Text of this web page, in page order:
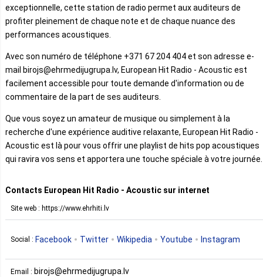
exceptionnelle, cette station de radio permet aux auditeurs de
profiter pleinement de chaque note et de chaque nuance des
performances acoustiques.
Avec son numéro de téléphone +371 67 204 404 et son adresse e-
mail birojs@ehrmedijugrupa.lv, European Hit Radio - Acoustic est
facilement accessible pour toute demande d'information ou de
commentaire de la part de ses auditeurs.
Que vous soyez un amateur de musique ou simplement à la
recherche d'une expérience auditive relaxante, European Hit Radio -
Acoustic est là pour vous offrir une playlist de hits pop acoustiques
qui ravira vos sens et apportera une touche spéciale à votre journée.
Contacts European Hit Radio - Acoustic sur internet
Site web : https://www.ehrhiti.lv
Social : Facebook Twitter Wikipedia Youtube Instagram
Email : birojs@ehrmedijugrupa.lv